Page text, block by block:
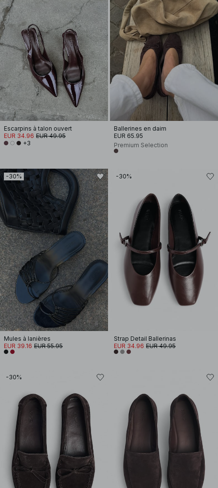
Escarpins à talon ouvert
EUR 34.96 EUR 49.95
+3
Ballerines en daim
EUR 65.95
Premium Selection
-30%
Mules à lanières
EUR 39.16 EUR 55.95
-30%
Strap Detail Ballerinas
EUR 34.96 EUR 49.95
-30%